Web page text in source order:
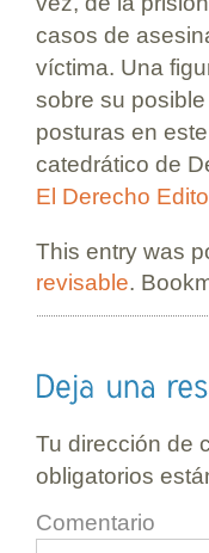
casos de
víctima. Una
sobre su
posturas en
catedrático de
El Derecho
This entry was
revisable.
Tu dirección de
obligatorios
Comentario